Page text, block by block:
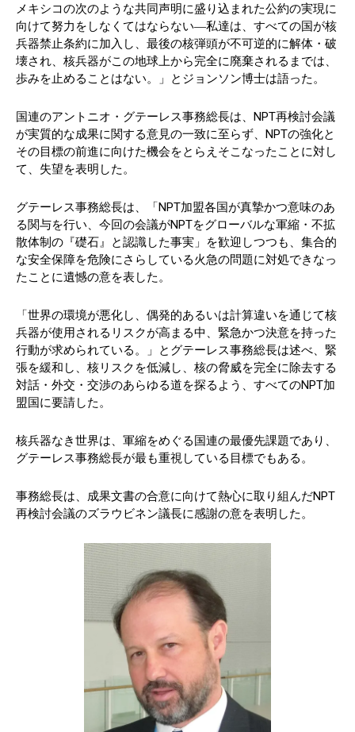
メキシコの次のような共同声明に盛り込まれた公約の実現に
向けて努力をしなくてはならない―私達は、すべての国が核
兵器禁止条約に加入し、最後の核弾頭が不可逆的に解体・破
壊され、核兵器がこの地球上から完全に廃棄されるまでは、
歩みを止めることはない。」とジョンソン博士は語った。
国連のアントニオ・グテーレス事務総長は、NPT再検討会議
が実質的な成果に関する意見の一致に至らず、NPTの強化と
その目標の前進に向けた機会をとらえそこなったことに対し
て、失望を表明した。
グテーレス事務総長は、「NPT加盟各国が真摯かつ意味のあ
る関与を行い、今回の会議がNPTをグローバルな軍縮・不拡
散体制の『礎石』と認識した事実」を歓迎しつつも、集合的
な安全保障を危険にさらしている火急の問題に対処できなっ
たことに遺憾の意を表した。
「世界の環境が悪化し、偶発的あるいは計算違いを通じて核
兵器が使用されるリスクが高まる中、緊急かつ決意を持った
行動が求められている。」とグテーレス事務総長は述べ、緊
張を緩和し、核リスクを低減し、核の脅威を完全に除去する
対話・外交・交渉のあらゆる道を探るよう、すべてのNPT加
盟国に要請した。
核兵器なき世界は、軍縮をめぐる国連の最優先課題であり、
グテーレス事務総長が最も重視している目標でもある。
事務総長は、成果文書の合意に向けて熱心に取り組んだNPT
再検討会議のズラウビネン議長に感謝の意を表明した。